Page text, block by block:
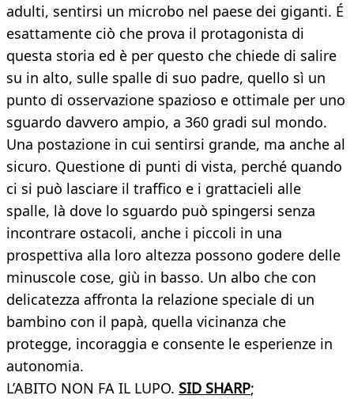
adulti, sentirsi un microbo nel paese dei giganti. É
esattamente ciò che prova il protagonista di
questa storia ed è per questo che chiede di salire
su in alto, sulle spalle di suo padre, quello sì un
punto di osservazione spazioso e ottimale per uno
sguardo davvero ampio, a 360 gradi sul mondo.
Una postazione in cui sentirsi grande, ma anche al
sicuro. Questione di punti di vista, perché quando
ci si può lasciare il traffico e i grattacieli alle
spalle, là dove lo sguardo può spingersi senza
incontrare ostacoli, anche i piccoli in una
prospettiva alla loro altezza possono godere delle
minuscole cose, giù in basso. Un albo che con
delicatezza affronta la relazione speciale di un
bambino con il papà, quella vicinanza che
protegge, incoraggia e consente le esperienze in
autonomia.
L’ABITO NON FA IL LUPO. SID SHARP;